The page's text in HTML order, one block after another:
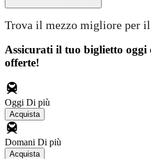
Trova il mezzo migliore per
Assicurati il ​​tuo biglietto oggi
offerte!
Oggi Di più
Acquista
Domani Di più
Acquista